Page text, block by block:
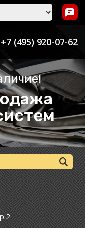
+7 (495) 920-07-62